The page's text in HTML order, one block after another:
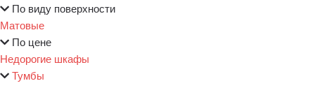
По виду поверхности
Матовые
По цене
Недорогие шкафы
Тумбы